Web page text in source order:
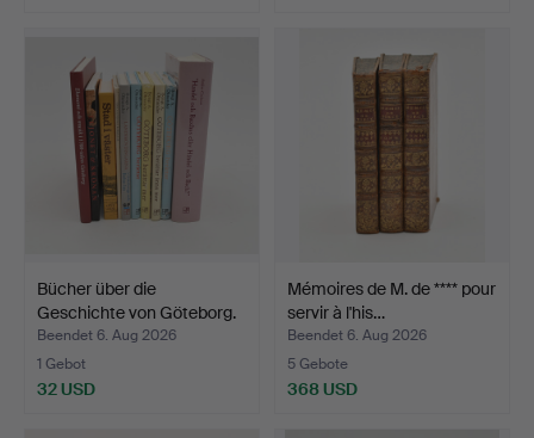
Bücher über die
Geschichte von Göteborg.
1…
Beendet 6. Aug 2026
1 Gebot
32 USD
Mémoires de M. de **** pour
servir à l'his…
Beendet 6. Aug 2026
5 Gebote
368 USD